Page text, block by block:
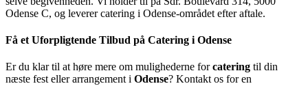
Odense C, og leverer catering i Odense-området efter aftale.
Få et Uforpligtende Tilbud på Catering i Odense
Er du klar til at høre mere om mulighederne forcatering til din
næste fest eller arrangement i Odense? Kontakt os for en